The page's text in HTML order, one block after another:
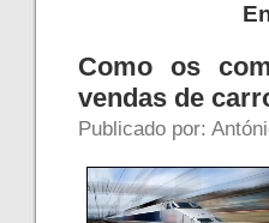
Como os
vendas de
Publicado por: